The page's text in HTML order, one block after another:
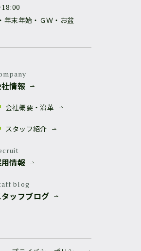
年末年始・ＧＷ・お盆
情報
会社概要・沿革
スタッフ紹介
情報
blog
ッフブログ